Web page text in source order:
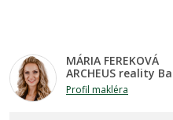
MÁRIA FEREKOVÁ
ARCHEUS reality
Profil makléra